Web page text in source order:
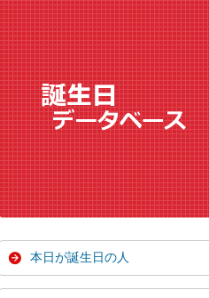
本日が誕生日の人